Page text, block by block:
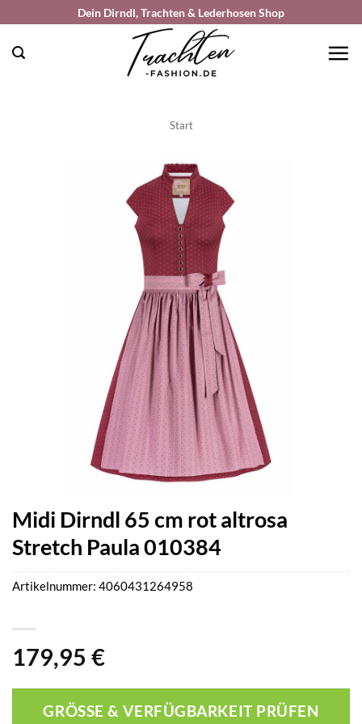
springen
Dein Dirndl, Trachten & Lederhosen Shop
Start
Midi Dirndl 65 cm rot altrosa
Stretch Paula 010384
179,95 €
GRÖSSE & VERFÜGBARKEIT PRÜFEN
Artikelnummer: 4060431264958